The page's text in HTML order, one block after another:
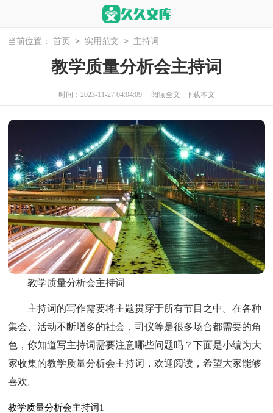
当前位置： 首页 > 实用范文 > 主持词
教学质量分析会主持词
时间：2023-11-27 04:04:09 阅读全文 下载本文
教学质量分析会主持词
主持词的写作需要将主题贯穿于所有节目之中。在各种
集会、活动不断增多的社会，司仪等是很多场合都需要的角
色，你知道写主持词需要注意哪些问题吗？下面是小编为大
家收集的教学质量分析会主持词，欢迎阅读，希望大家能够
喜欢。
教学质量分析会主持词1